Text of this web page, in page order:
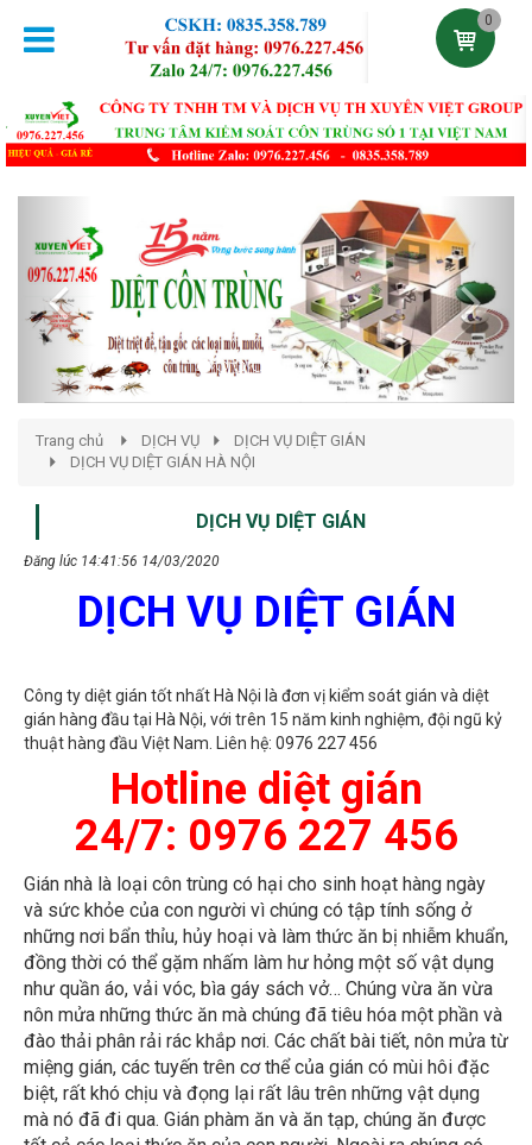
0
DỊCH VỤ DIỆT GIÁN
DỊCH VỤ DIỆT GIÁN HÀ NỘI
DỊCH VỤ DIỆT GIÁN
DỊCH VỤ DIỆT GIÁN
gián hàng đầu tại Hà Nội, với trên 15 năm kinh nghiệm, đội ngũ kỷ
thuật hàng đầu Việt Nam. Liên hệ: 0976 227 456
Hotline diệt gián
24/7: 0976 227 456
Gián nhà là loại côn trùng có hại cho sinh hoạt hàng ngày
và sức khỏe của con người vì chúng có tập tính sống ở
những nơi bẩn thỉu, hủy hoại và làm thức ăn bị nhiễm khuẩn,
đồng thời có thể gặm nhấm làm hư hỏng một số vật dụng
như quần áo, vải vóc, bìa gáy sách vở… Chúng vừa ăn vừa
nôn mửa những thức ăn mà chúng đã tiêu hóa một phần và
đào thải phân rải rác khắp nơi. Các chất bài tiết, nôn mửa từ
miệng gián, các tuyến trên cơ thể của gián có mùi hôi đặc
biệt, rất khó chịu và đọng lại rất lâu trên những vật dụng
mà nó đã đi qua. Gián phàm ăn và ăn tạp, chúng ăn được
tất cả các loại thức ăn của con người. Ngoài ra chúng có